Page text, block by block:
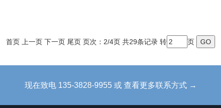
首页 上一页 下一页 尾页 页次：2/4页 共29条记录 转 页
现在致电 135-3828-9955 或 查看更多联系方式 →